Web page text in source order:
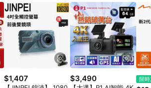
$1,407 $3,490 限